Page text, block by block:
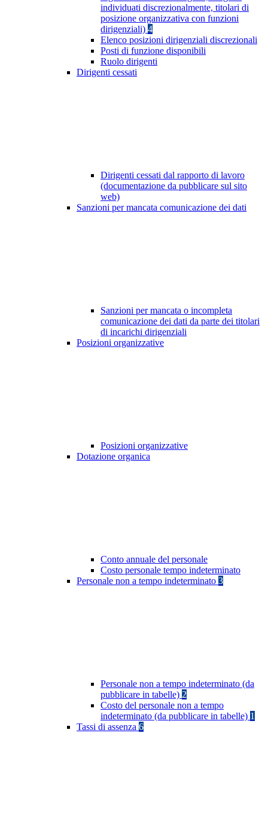
individuati discrezionalmente, titolari di
posizione organizzativa con funzioni
dirigenziali) 4
Elenco posizioni dirigenziali discrezionali
Posti di funzione disponibili
Ruolo dirigenti
Dirigenti cessati
Dirigenti cessati dal rapporto di lavoro
(documentazione da pubblicare sul sito
web)
Sanzioni per mancata comunicazione dei dati
Sanzioni per mancata o incompleta
comunicazione dei dati da parte dei titolari
di incarichi dirigenziali
Posizioni organizzative
Posizioni organizzative
Dotazione organica
Conto annuale del personale
Costo personale tempo indeterminato
Personale non a tempo indeterminato 3
Personale non a tempo indeterminato (da
pubblicare in tabelle) 2
Costo del personale non a tempo
indeterminato (da pubblicare in tabelle) 1
Tassi di assenza 6